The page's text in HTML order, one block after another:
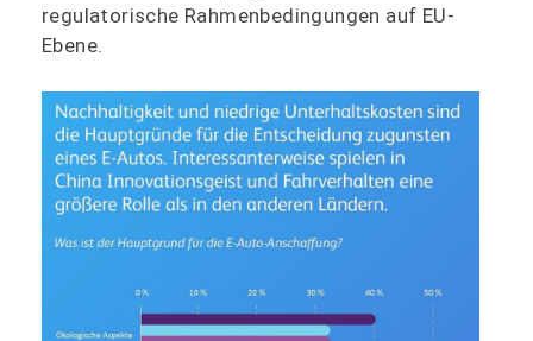
regulatorische Rahmenbedingungen auf EU-
Ebene.